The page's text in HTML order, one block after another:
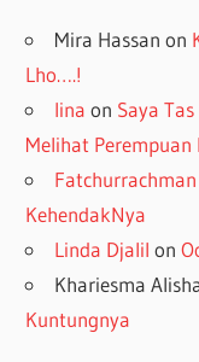
Mira Hassan on
Lho….!
lina on Saya
Melihat
Fatchurrachman
KehendakNya
Linda Djalil on
Khariesma
Kuntungnya